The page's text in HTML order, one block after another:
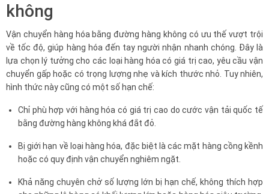
không
Vận chuyển hàng hóa bằng đường hàng không có ưu thế vượt trội
về tốc độ, giúp hàng hóa đến tay người nhận nhanh chóng. Đây là
lựa chọn lý tưởng cho các loại hàng hóa có giá trị cao, yêu cầu vận
chuyển gấp hoặc có trọng lượng nhẹ và kích thước nhỏ. Tuy nhiên,
hình thức này cũng có một số hạn chế:
Chỉ phù hợp với hàng hóa có giá trị cao do cước vận tải quốc tế
bằng đường hàng không khá đắt đỏ.
Bị giới hạn về loại hàng hóa, đặc biệt là các mặt hàng cồng kềnh
hoặc có quy định vận chuyển nghiêm ngặt.
Khả năng chuyên chở số lượng lớn bị hạn chế, không thích hợp